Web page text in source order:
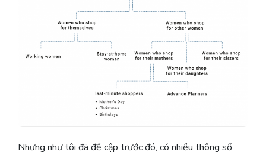
Nhưng như tôi đã đề cập trước đó, có nhiều thông số